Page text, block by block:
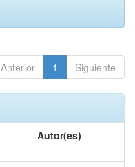
Anterior 1 Siguiente
Autor(es)